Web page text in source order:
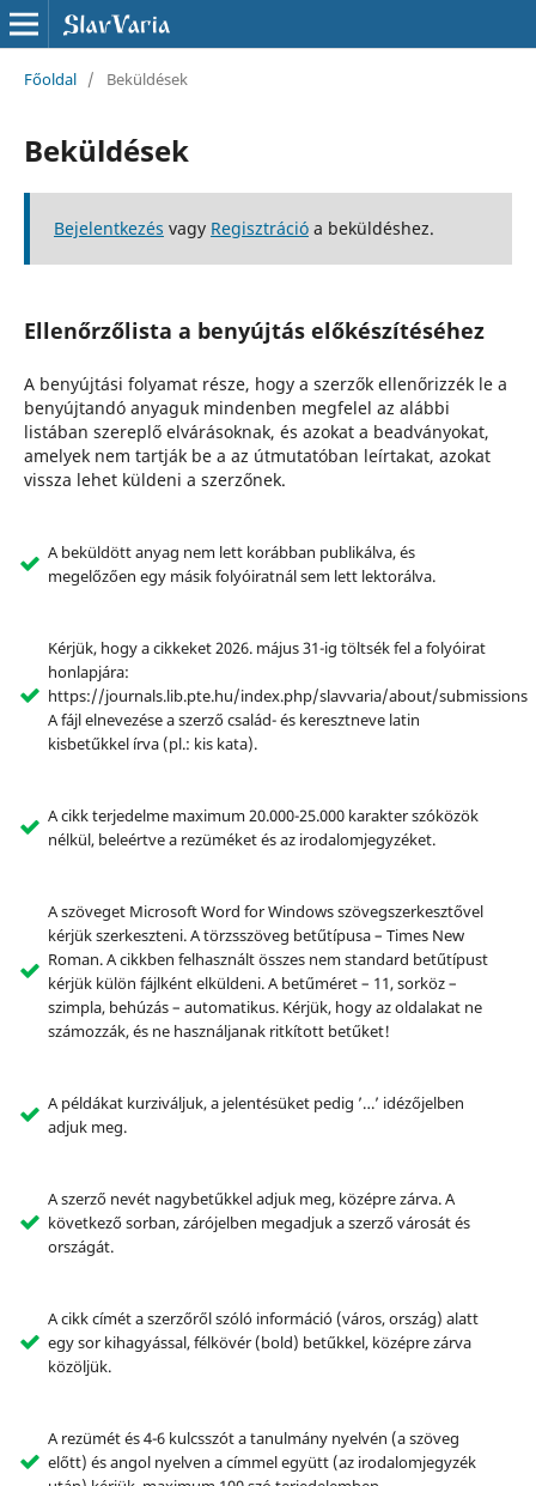
Főoldal / Beküldések
Beküldések
Bejelentkezés vagy Regisztrációa beküldéshez.
Ellenőrzőlista a benyújtás előkészítéséhez
A benyújtási folyamat része, hogy a szerzők ellenőrizzék le a
benyújtandó anyaguk mindenben megfelel az alábbi
listában szereplő elvárásoknak, és azokat a beadványokat,
amelyek nem tartják be a az útmutatóban leírtakat, azokat
vissza lehet küldeni a szerzőnek.
A beküldött anyag nem lett korábban publikálva, és
megelőzően egy másik folyóiratnál sem lett lektorálva.
Kérjük, hogy a cikkeket 2026. május 31-ig töltsék fel a folyóirat
honlapjára:
https://journals.lib.pte.hu/index.php/slavvaria/about/submissions
A fájl elnevezése a szerző család- és keresztneve latin
kisbetűkkel írva (pl.: kis kata).
A cikk terjedelme maximum 20.000-25.000 karakter szóközök
nélkül, beleértve a rezüméket és az irodalomjegyzéket.
A szöveget Microsoft Word for Windows szövegszerkesztővel
kérjük szerkeszteni. A törzsszöveg betűtípusa – Times New
Roman. A cikkben felhasznált összes nem standard betűtípust
kérjük külön fájlként elküldeni. A betűméret – 11, sorköz –
szimpla, behúzás – automatikus. Kérjük, hogy az oldalakat ne
számozzák, és ne használjanak ritkított betűket!
A példákat kurziváljuk, a jelentésüket pedig ’…’ idézőjelben
adjuk meg.
A szerző nevét nagybetűkkel adjuk meg, középre zárva. A
következő sorban, zárójelben megadjuk a szerző városát és
országát.
A cikk címét a szerzőről szóló információ (város, ország) alatt
egy sor kihagyással, félkövér (bold) betűkkel, középre zárva
közöljük.
A rezümét és 4-6 kulcsszót a tanulmány nyelvén (a szöveg
előtt) és angol nyelven a címmel együtt (az irodalomjegyzék